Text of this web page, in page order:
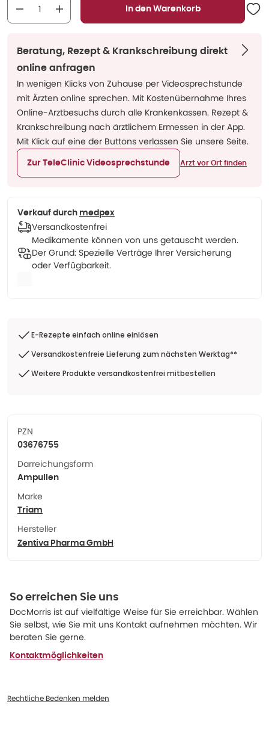
In den Warenkorb
Beratung, Rezept & Krankschreibung direkt
online anfragen
In wenigen Klicks von Zuhause per Videosprechstunde
mit Ärzten online sprechen. Mit Kostenübernahme Ihres
Online-Arztbesuchs durch alle Krankenkassen. Rezept &
Krankschreibung nach ärztlichem Ermessen in der App.
Mit Klick auf eine der Buttons verlassen Sie unsere Seite.
Zur TeleClinic Videosprechstunde Arzt vor Ort finden
Verkauf durch medpex
Versandkostenfrei
Medikamente können von uns getauscht werden.
Der Grund: Spezielle Verträge Ihrer Versicherung
oder Verfügbarkeit.
E-Rezepte einfach online einlösen
Versandkostenfreie Lieferung zum nächsten Werktag**
Weitere Produkte versandkostenfrei mitbestellen
PZN
03676755
Darreichungsform
Ampullen
Marke
Triam
Hersteller
Zentiva Pharma GmbH
So erreichen Sie uns
DocMorris ist auf vielfältige Weise für Sie erreichbar. Wählen
Sie selbst, wie Sie mit uns Kontakt aufnehmen möchten. Wir
beraten Sie gerne.
Kontaktmöglichkeiten
Rechtliche Bedenken melden